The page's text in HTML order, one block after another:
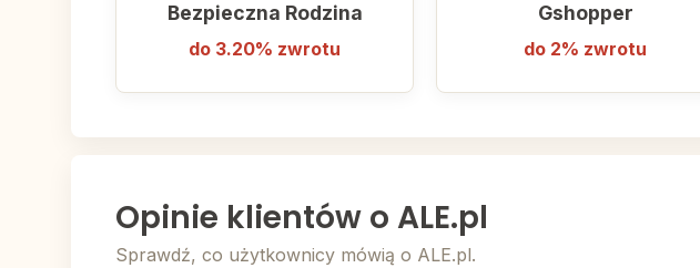
Bezpieczna Rodzina
do 3.20% zwrotu
Gshopper
do 2% zwrotu
Opinie klientów o ALE.pl
Sprawdź, co użytkownicy mówią o ALE.pl.